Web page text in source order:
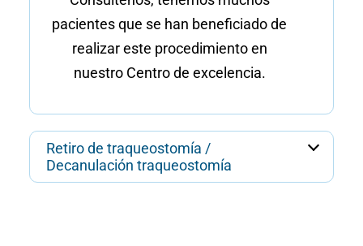
pacientes que se han beneficiado de
realizar este procedimiento en
nuestro Centro de excelencia.
Retiro de traqueostomía /
Decanulación traqueostomía